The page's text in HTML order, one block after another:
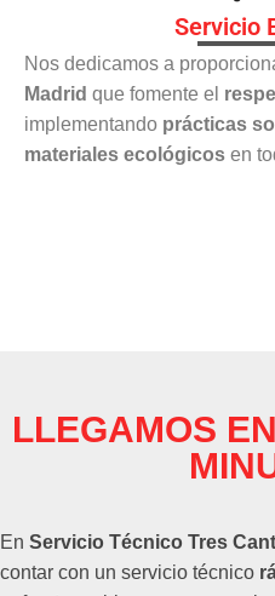
Servicio
Nos dedicamos a
Madrid que fomente el
implementando prácticas
materiales ecológicos en
LLEGAMOS
En Servicio Técnico Tres
contar con un servicio técnico